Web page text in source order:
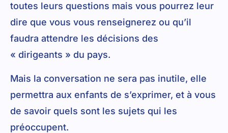
toutes leurs questions mais vous pourrez leur
dire que vous vous renseignerez ou qu’il
faudra attendre les décisions des
« dirigeants » du pays.
Mais la conversation ne sera pas inutile, elle
permettra aux enfants de s’exprimer, et à vous
de savoir quels sont les sujets qui les
préoccupent.